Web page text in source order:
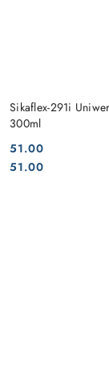
Sikaflex-291i
300ml
Cena:
51.00
Cena:
51.00